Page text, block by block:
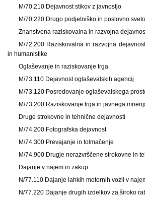
M/70.210 Dejavnost stikov z javnostjo
M/70.220 Drugo podjetniško in poslovno
Znanstvena raziskovalna in razvojna
M/72.200 Raziskovalna in razvojna
in humanistike
Oglaševanje in raziskovanje trga
M/73.110 Dejavnost oglaševalskih agencij
M/73.120 Posredovanje oglaševalskega
M/73.200 Raziskovanje trga in javnega
Druge strokovne in tehnične dejavnosti
M/74.200 Fotografska dejavnost
M/74.300 Prevajanje in tolmačenje
M/74.900 Drugje nerazvrščene strokovne in
Dajanje v najem in zakup
N/77.110 Dajanje lahkih motornih vozil v
N/77.220 Dajanje drugih izdelkov za široko